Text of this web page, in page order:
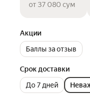
от 37 080 сум
Акции
Баллы за отзыв
Срок доставки
До 7 дней